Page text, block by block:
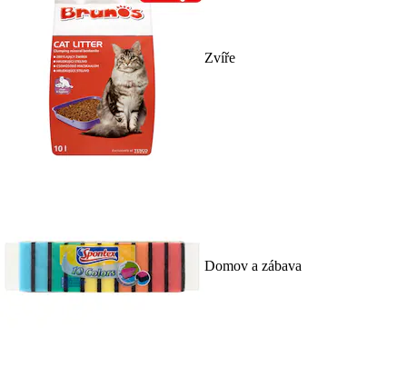
Zvíře
Domov a zábava